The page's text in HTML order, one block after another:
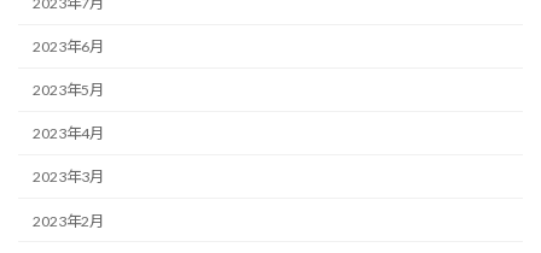
2023年6月
2023年5月
2023年4月
2023年3月
2023年2月